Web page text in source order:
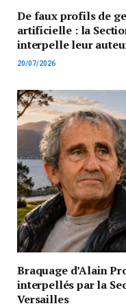
De faux profils de
artificielle : la
interpelle leur
20/07/2026
Braquage d’Alain
interpellés par la
Versailles